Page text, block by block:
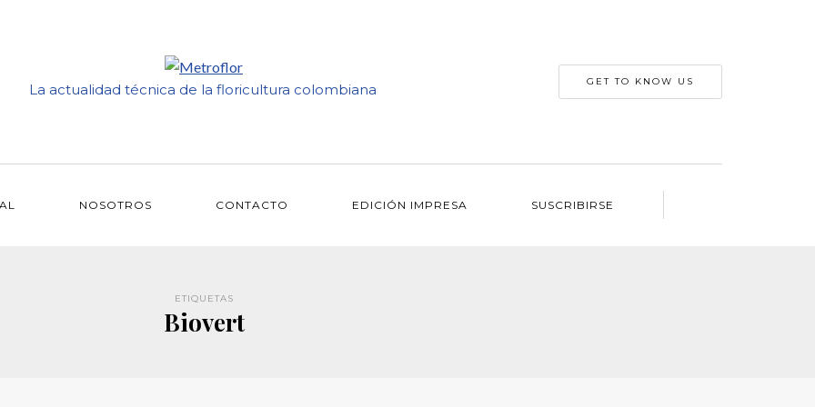
La actualidad técnica de la floricultura colombiana GET TO KNOW US
NOSOTROS CONTACTO EDICIÓN IMPRESA SUSCRIBIRSE
ETIQUETAS
Biovert